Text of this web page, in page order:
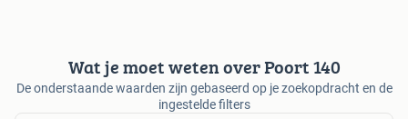
Wat je moet weten over Poort 140
De onderstaande waarden zijn gebaseerd op je zoekopdracht en de
ingestelde filters